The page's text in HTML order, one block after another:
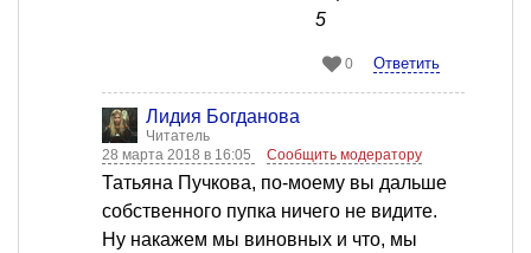
5
0 Ответить
Лидия Богданова
Читатель
28 марта 2018 в 16:05
Сообщить модератору
Татьяна Пучкова, по-моему вы дальше
собственного пупка ничего не видите.
Ну накажем мы виновных и что, мы